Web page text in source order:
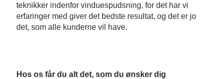
teknikker indenfor vinduespudsning, for det har vi
erfaringer med giver det bedste resultat, og det er jo
det, som alle kunderne vil have.
Hos os får du alt det, som du ønsker dig